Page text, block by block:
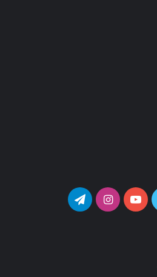
توییتر یوتیوب اینستاگرامتلگرام